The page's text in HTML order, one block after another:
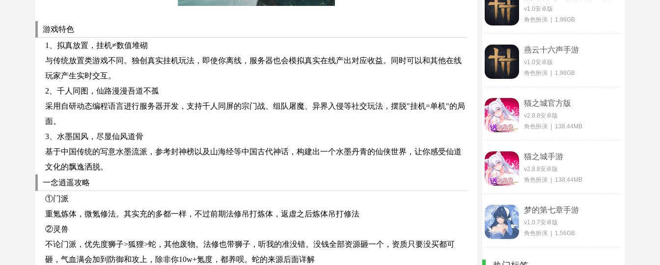
游戏特色
1、拟真放置，挂机≠数值堆砌
与传统放置类游戏不同。独创真实挂机玩法，即使你离线，服务器也会模拟真实在线产出对应收益。同时可以和其他在线
玩家产生实时交互。
2、千人同图，仙路漫漫吾道不孤
采用自研动态编程语言进行服务器开发，支持千人同屏的宗门战、组队屠魔、异界入侵等社交玩法，摆脱"挂机=单机"的局
面。
3、水墨国风，尽显仙风道骨
基于中国传统的写意水墨流派，参考封神榜以及山海经等中国古代神话，构建出一个水墨丹青的仙侠世界，让你感受仙道
文化的飘逸洒脱。
一念逍遥攻略
①门派
重氪炼体，微氪修法。其实充的多都一样，不过前期法修吊打炼体，返虚之后炼体吊打修法
②灵兽
不论门派，优先度狮子>狐狸>蛇，其他废物。法修也带狮子，听我的准没错。没钱全部资源砸一个，资质只要没买都可
砸，气血满会加到防御和攻上，除非你10w+氪度，都养呗。蛇的来源后面详解
v1.0安卓版
角色扮演 | 1.96GB
燕云十六声手游
v1.0安卓版
角色扮演 | 1.96GB
猫之城官方版
v2.8.8安卓版
角色扮演 | 138.44MB
猫之城手游
v2.8.8安卓版
角色扮演 | 138.44MB
梦的第七章手游
v1.0.7安卓版
角色扮演 | 1.56GB